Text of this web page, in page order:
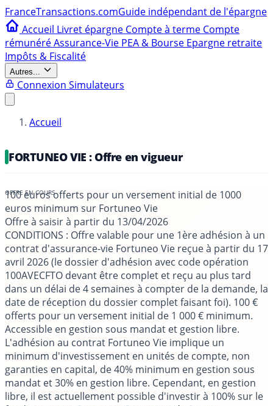
FranceTransactions.comGuide indépendant de l'épargne
Accueil Livret épargne Compte à terme Compte
rémunéréAssurance-Vie PEA & Bourse Epargne retraite
Impôts & Fiscalité
Autres...
Connexion Simulateurs
Accueil
FORTUNEO VIE : Offre en vigueur
100 euros offerts pour un versement initial de 1000
euros minimum sur Fortuneo Vie
Offre à saisir à partir du 13/04/2026
CONDITIONS : Offre valable pour une 1ère adhésion à un
contrat d'assurance-vie Fortuneo Vie reçue à partir du 17
avril 2026 (le dossier d'adhésion avec code opération
100AVECFTO devant être complet et reçu au plus tard
dans un délai de 4 semaines à compter de la demande, la
date de réception du dossier complet faisant foi). 100 €
offerts pour un versement initial de 1 000 € minimum.
Accessible en gestion sous mandat et gestion libre.
L'adhésion au contrat Fortuneo Vie implique un
minimum d'investissement en unités de compte, non
garanties en capital, de 40% minimum en gestion sous
mandat et 30% en gestion libre. Cependant, en gestion
libre, il est actuellement possible d'investir à 100% sur le